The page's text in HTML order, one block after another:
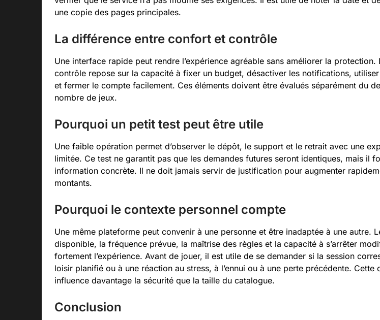
une copie des pages principales.
La différence entre confort et contrôle
Une interface rapide peut rendre l’expérience agréable sans améliorer la protection.
contrôle repose sur la capacité à fixer un budget, désactiver les notifications,
et fermer le compte facilement. Ces éléments doivent être évalués séparément du
nombre de jeux.
Pourquoi un petit test peut être utile
Une faible opération permet d’observer le dépôt, le support et le retrait avec une
limitée. Ce test ne garantit pas que les demandes futures seront identiques, mais il
information concrète. Il ne doit jamais servir de justification pour augmenter
montants.
Pourquoi le contexte personnel compte
Une même plateforme peut convenir à une personne et être inadaptée à une autre.
disponible, la fréquence prévue, la maîtrise des règles et la capacité à s’arrêter
fortement l’expérience. Avant de jouer, il est utile de se demander si la session
loisir planifié ou à une réaction au stress, à l’ennui ou à une perte précédente. Cette
influence davantage la sécurité que la taille du catalogue.
Conclusion